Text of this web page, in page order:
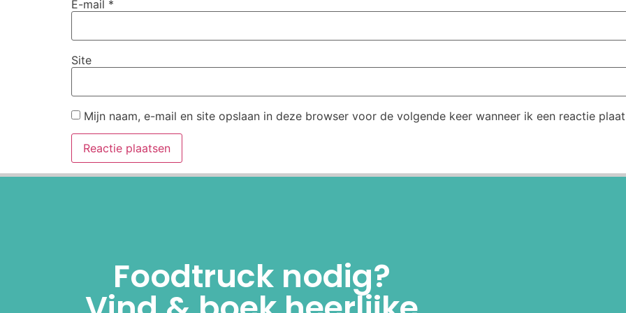
E-mail *
Site
Mijn naam, e-mail en site opslaan in deze browser voor de volgende keer wanneer ik een reactie
Foodtruck nodig?